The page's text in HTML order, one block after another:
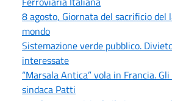
8 agosto, Giornata del sacrificio del
mondo
Sistemazione verde pubblico.
interessate
“Marsala Antica” vola in Francia.
sindaca Patti